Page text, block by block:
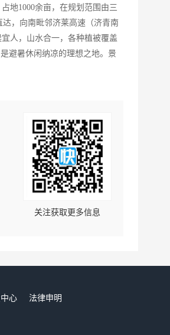
地1000余亩，在规划范围由三
，向南毗邻济莱高速（济青南
人，山水合一，各种植被覆盖
避暑休闲纳凉的理想之地。景
关注获取更多信息
心
法律申明